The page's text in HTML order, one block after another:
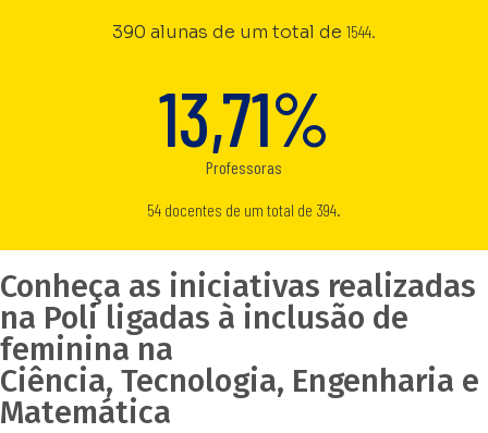
390 alunas de um total de 1544.
13,71%
Professoras
54 docentes de um total de 394.
Conheça as iniciativas realizadas
na Poli ligadas à inclusão de
feminina na
Ciência, Tecnologia, Engenharia e
Matemática